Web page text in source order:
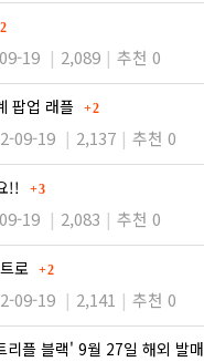
19 2,089 추천 0
팝업 래플 댓글
2
09-19 2,137 추천 0
!! 댓글
3
19 2,083 추천 0
로 댓글
2
09-19 2,141 추천 0
리플 블랙' 9월 27일 해외 발매